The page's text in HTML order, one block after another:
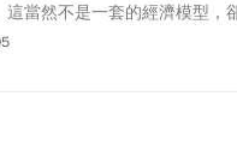
這當然不是一套的經濟模型，
形象卻沒有及時跟上。我們擁